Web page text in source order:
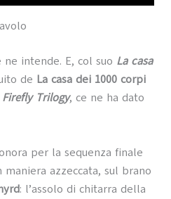
intende. E, col suo La casa
de La casa dei 1000 corpi
Firefly Trilogy, ce ne ha dato
per la sequenza finale
azzeccata, sul brano
: l’assolo di chitarra della